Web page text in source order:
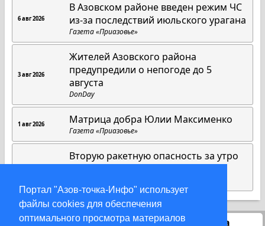
Портал "Азов-точка-Инфо" использует
файлы cookies для обеспечения
оптимального просмотра материалов
6 авг 2026
В Азовском районе введен режим ЧС
из-за последствий июльского урагана
Газета «Приазовье»
3 авг 2026
Жителей Азовского района
предупредили о непогоде до 5
августа
DonDay
1 авг 2026 Матрица добра Юлии Максименко
Газета «Приазовье»
Вторую ракетную опасность за утро
Статистика